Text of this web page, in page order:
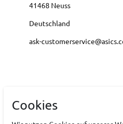
41468 Neuss
Deutschland
ask-
Technische Daten
Cookies